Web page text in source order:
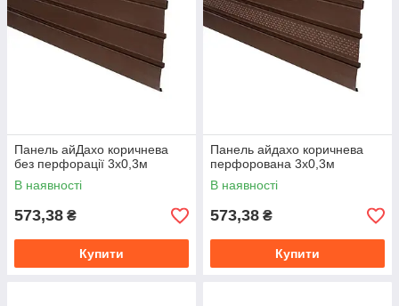
Панель айДахо коричнева
без перфорації 3х0,3м
В наявності
573,38 ₴
Купити
Панель айдахо коричнева
перфорована 3х0,3м
В наявності
573,38 ₴
Купити